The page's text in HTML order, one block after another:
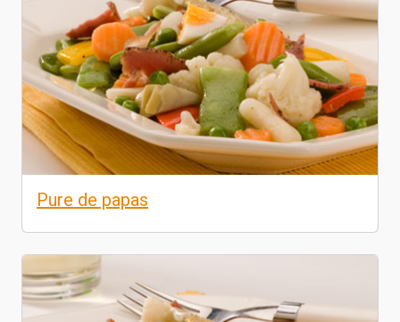
Pure de papas